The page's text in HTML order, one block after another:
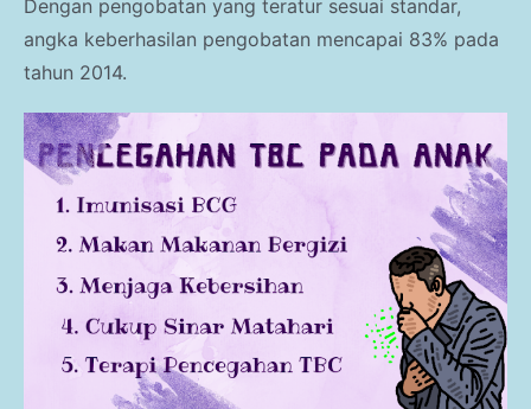
Dengan pengobatan yang teratur sesuai standar,
angka keberhasilan pengobatan mencapai 83% pada
tahun 2014.